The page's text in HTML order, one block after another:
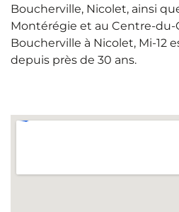
Boucherville, Nicolet, ainsi
Montérégie et au Centre-du-
Boucherville à Nicolet, Mi-12
depuis près de 30 ans.